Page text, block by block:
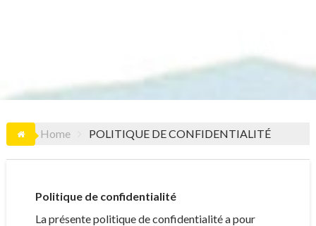
Home POLITIQUE DE CONFIDENTIALITÉ
Politique de confidentialité
La présente politique de confidentialité a pour